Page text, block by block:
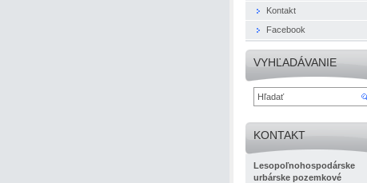
Kontakt
Facebook
VYHĽADÁVANIE
KONTAKT
Lesopoľnohospodárske
urbárske pozemkové